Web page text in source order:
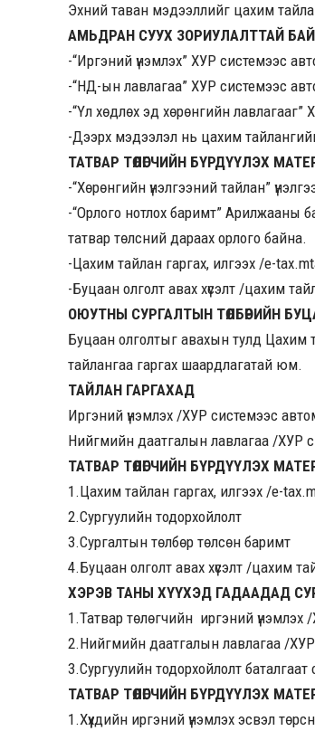
Эхний таван мэдээллийг цахим
АМЬДРАН СУУХ ЗОРИУЛАЛТТАЙ
-“Иргэний үнэмлэх” ХУР системээс
-“НД-ын лавлагаа” ХУР системээс
-“Үл хөдлөх эд хөрөнгийн
-Дээрх мэдээлэл нь цахим
ТАТВАР ТӨЛӨГЧИЙН БҮРДҮҮЛЭХ
-“Хөрөнгийн үнэлгээний тайлан”
-“Орлого нотлох баримт” Арилжааны
татвар төлсний дараах орлого байна.
-Цахим тайлан гаргах, илгээх /e-
-Буцаан олголт авах хүсэлт /цахим
ОЮУТНЫ СУРГАЛТЫН ТӨЛБӨРИЙН
Буцаан олголтыг авахын тулд Цахим
тайлангаа гаргах шаардлагатай юм.
ТАЙЛАН ГАРГАХАД
Иргэний үнэмлэх /ХУР системээс
Нийгмийн даатгалын лавлагаа /ХУР
ТАТВАР ТӨЛӨГЧИЙН БҮРДҮҮЛЭХ
1.Цахим тайлан гаргах, илгээх /e-
2.Сургуулийн тодорхойлолт
3.Сургалтын төлбөр төлсөн баримт
4.Буцаан олголт авах хүсэлт /цахим
ХЭРЭВ ТАНЫ ХҮҮХЭД ГАДААДАД
1.Татвар төлөгчийн иргэний
2.Нийгмийн даатгалын лавлагаа /
3.Сургуулийн тодорхойлолт
ТАТВАР ТӨЛӨГЧИЙН БҮРДҮҮЛЭХ
1.Хүүхдийн иргэний үнэмлэх эсвэл